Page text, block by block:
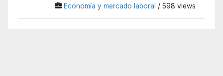
Economía y mercado laboral / 598 views